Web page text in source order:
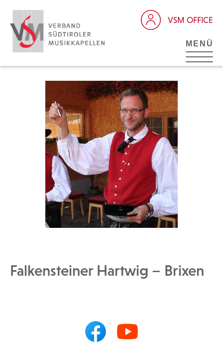
VSM OFFICE
MENÜ
Falkensteiner Hartwig – Brixen